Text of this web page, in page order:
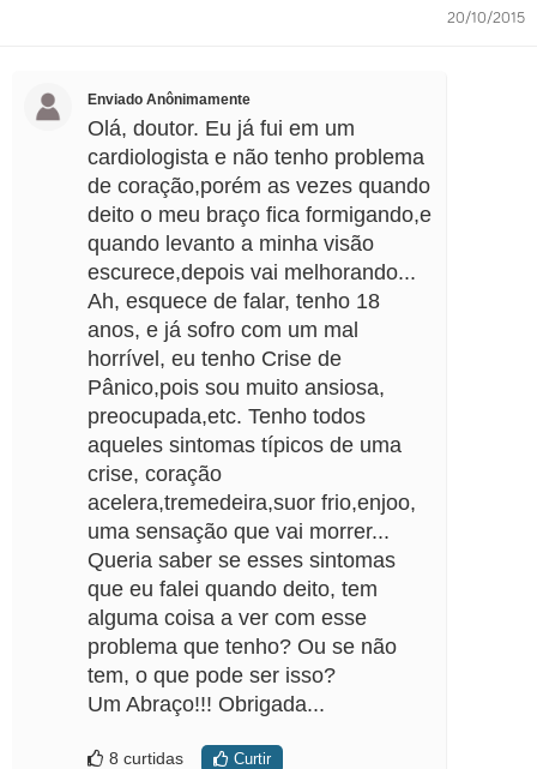
20/10/2015
Enviado Anônimamente
Olá, doutor. Eu já fui em um
cardiologista e não tenho problema
de coração,porém as vezes quando
deito o meu braço fica formigando,e
quando levanto a minha visão
escurece,depois vai melhorando...
Ah, esquece de falar, tenho 18
anos, e já sofro com um mal
horrível, eu tenho Crise de
Pânico,pois sou muito ansiosa,
preocupada,etc. Tenho todos
aqueles sintomas típicos de uma
crise, coração
acelera,tremedeira,suor frio,enjoo,
uma sensação que vai morrer...
Queria saber se esses sintomas
que eu falei quando deito, tem
alguma coisa a ver com esse
problema que tenho? Ou se não
tem, o que pode ser isso?
Um Abraço!!! Obrigada...
8 curtidas Curtir